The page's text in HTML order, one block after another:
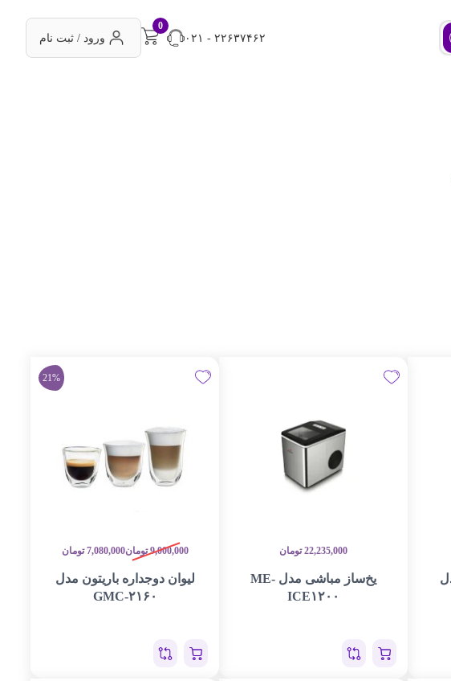
۰۲۱ - ۲۲۶۳۷۴۶۲
0
ورود / ثبت نام
22,235,000 تومان
یخ‌ساز مباشی مدل ME-
ICE۱۲۰۰
21%
9,000,000 تومان7,080,000 تومان
لیوان دوجداره باریتون مدل
GMC-۲۱۶۰